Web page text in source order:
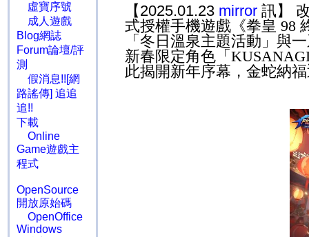
虛寶序號
成人遊戲
Blog網誌
Forum論壇/評
測
假消息!![網
路謠傳] 追追
追!!
下載
Online
Game遊戲主
程式
OpenSource
開放原始碼
OpenOffice
Windows
【2025.01.23 mirror 訊】
式授權手機遊戲《拳皇 98
「冬日溫泉主題活動」與
新春限定角色「
此揭開新年序幕，金蛇納